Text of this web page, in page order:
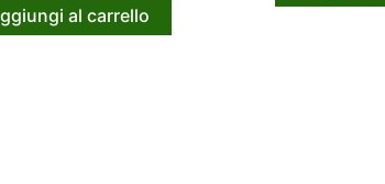
al carrello